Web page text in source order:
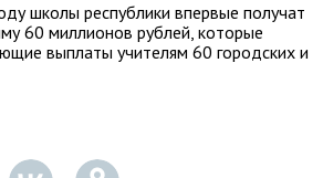
школы республики впервые получат
60 миллионов рублей, которые
выплаты учителям 60 городских и